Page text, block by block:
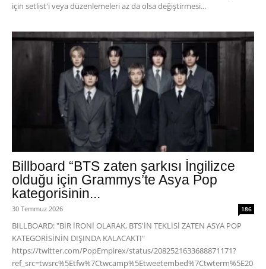
için setlist'i veya düzenlemeleri az da olsa değiştirmesi...
Billboard “BTS zaten şarkısı İngilizce
olduğu için Grammys’te Asya Pop
kategorisinin...
30 Temmuz 2026 186
BILLBOARD: "BİR İRONİ OLARAK, BTS'İN TEKLİSİ ZATEN ASYA POP
KATEGORİSİNİN DIŞINDA KALACAKTI"
https://twitter.com/PopEmpirex/status/2082521633688871171?
ref_src=twsrc%5Etfw%7Ctwcamp%5Etweetembed%7Ctwterm%5E20